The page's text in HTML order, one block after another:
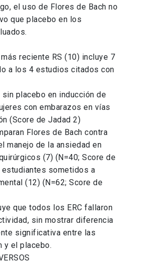
el uso de Flores de Bach no
que placebo en los
reciente RS (10) incluye 7
a los 4 estudios citados con
placebo en inducción de
con embarazos en vías
(Score de Jadad 2)
Flores de Bach contra
manejo de la ansiedad en
(7) (N=40; Score de
estudiantes sometidos a
(12) (N=62; Score de
que todos los ERC fallaron
sin mostrar diferencia
significativa entre las
y el placebo.